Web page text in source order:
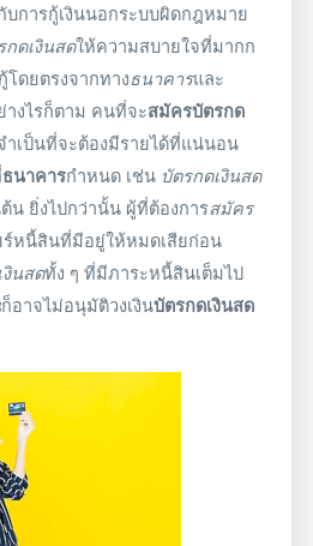
บการกู้เงินนอกระบบผิดกฎหมาย
ดเงินสดให้ความสบายใจที่มากก
โดยตรงจากทางธนาคารและ
างไรก็ตาม คนที่จะสมัครบัตรกด
เป็นที่จะต้องมีรายได้ที่แน่นอน
ธนาคารกำหนด เช่น บัตรกดเงินสด
น ยิ่งไปกว่านั้น ผู้ที่ต้องการสมัคร
ร์หนี้สินที่มีอยู่ให้หมดเสียก่อน
นสดทั้ง ๆ ที่มีภาระหนี้สินเต็มไป
ก็อาจไม่อนุมัติวงเงินบัตรกดเงินสด